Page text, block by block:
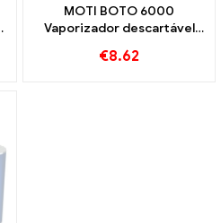
MOTI BOTO 6000
Vaporizador descartável
€8.62